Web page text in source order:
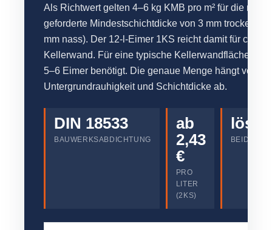
Als Richtwert gelten 4–6 kg KMB pro m² für die nach
geforderte Mindestschichtdicke von 3 mm trocken
mm nass). Der 12-l-Eimer 1KS reicht damit für ca.
Kellerwand. Für eine typische Kellerwandfläche von
5–6 Eimer benötigt. Die genaue Menge hängt von
Untergrundrauhigkeit und Schichtdicke ab.
DIN 18533
BAUWERKSABDICHTUNG
ab
2,43
€
PRO
LITER
(2KS)
BEIDE